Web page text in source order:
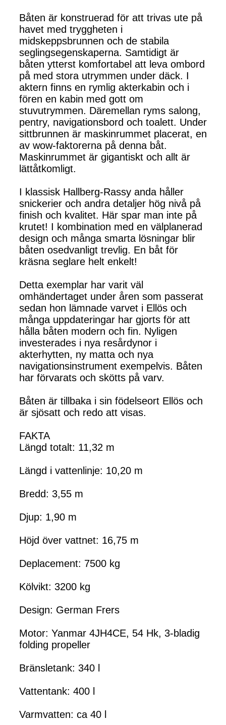
Båten är konstruerad för att trivas ute på
havet med tryggheten i
midskeppsbrunnen och de stabila
seglingsegenskaperna. Samtidigt är
båten ytterst komfortabel att leva ombord
på med stora utrymmen under däck. I
aktern finns en rymlig akterkabin och i
fören en kabin med gott om
stuvutrymmen. Däremellan ryms salong,
pentry, navigationsbord och toalett. Under
sittbrunnen är maskinrummet placerat, en
av wow-faktorerna på denna båt.
Maskinrummet är gigantiskt och allt är
lättåtkomligt.
I klassisk Hallberg-Rassy anda håller
snickerier och andra detaljer hög nivå på
finish och kvalitet. Här spar man inte på
krutet! I kombination med en välplanerad
design och många smarta lösningar blir
båten osedvanligt trevlig. En båt för
kräsna seglare helt enkelt!
Detta exemplar har varit väl
omhändertaget under åren som passerat
sedan hon lämnade varvet i Ellös och
många uppdateringar har gjorts för att
hålla båten modern och fin. Nyligen
investerades i nya resårdynor i
akterhytten, ny matta och nya
navigationsinstrument exempelvis. Båten
har förvarats och skötts på varv.
Båten är tillbaka i sin födelseort Ellös och
är sjösatt och redo att visas.
FAKTA
Längd totalt: 11,32 m
Längd i vattenlinje: 10,20 m
Bredd: 3,55 m
Djup: 1,90 m
Höjd över vattnet: 16,75 m
Deplacement: 7500 kg
Kölvikt: 3200 kg
Design: German Frers
Motor: Yanmar 4JH4CE, 54 Hk, 3-bladig
folding propeller
Bränsletank: 340 l
Vattentank: 400 l
Varmvatten: ca 40 l